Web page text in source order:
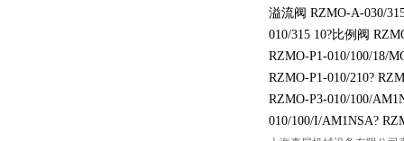
溢流阀 RZMO-A-030/
010/315 10?比例阀
RZMO-P1-010/100/18/
RZMO-P1-010/210?
RZMO-P3-010/100/
010/100/I/AM1NSA?